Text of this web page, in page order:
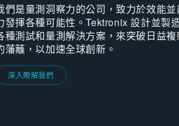
們是量測洞察力的公司，致力於效能並
發揮各種可能性。Tektronix 設計並製
種測試和量測解決方案，來突破日益複
藩籬，以加速全球創新。
深入瞭解我們